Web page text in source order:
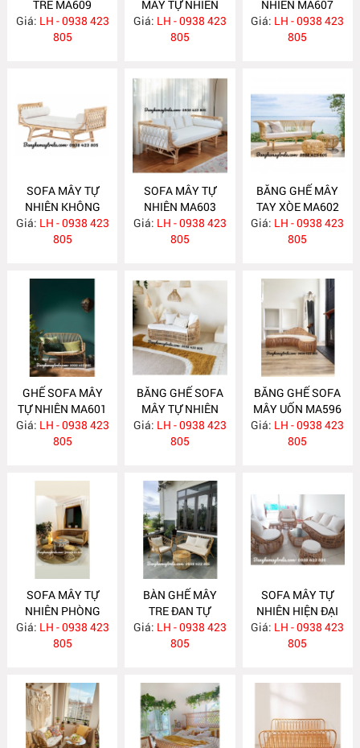
TRE MA609
Giá: LH - 0938 423
805
MÂY TỰ NHIÊN
PHÒNG KHÁCH
MA608
Giá: LH - 0938 423
805
NHIÊN MA607
Giá: LH - 0938 423
805
SOFA MÂY TỰ
NHIÊN KHÔNG
TỰA MA604
Giá: LH - 0938 423
805
SOFA MÂY TỰ
NHIÊN MA603
Giá: LH - 0938 423
805
BĂNG GHẾ MÂY
TAY XÒE MA602
Giá: LH - 0938 423
805
GHẾ SOFA MÂY
TỰ NHIÊN MA601
Giá: LH - 0938 423
805
BĂNG GHẾ SOFA
MÂY TỰ NHIÊN
MA597
Giá: LH - 0938 423
805
BĂNG GHẾ SOFA
MÂY UỐN MA596
Giá: LH - 0938 423
805
SOFA MÂY TỰ
NHIÊN PHÒNG
KHÁCH MA588
Giá: LH - 0938 423
805
BÀN GHẾ MÂY
TRE ĐAN TỰ
NHIÊN MA587
Giá: LH - 0938 423
805
SOFA MÂY TỰ
NHIÊN HIỆN ĐẠI
MA586
Giá: LH - 0938 423
805